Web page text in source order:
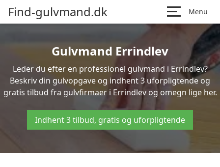
Find-gulvmand.dk Menu
Gulvmand Errindlev
Leder du efter en professionel gulvmand i Errindlev?
Beskriv din gulvopgave og indhent 3 uforpligtende og
gratis tilbud fra gulvfirmaer i Errindlev og omegn lige her.
Indhent 3 tilbud, gratis og uforpligtende